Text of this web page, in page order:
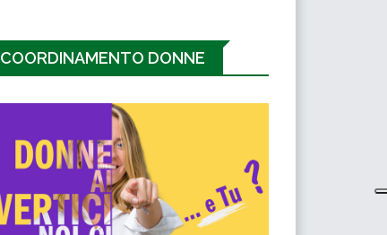
COORDINAMENTO DONNE